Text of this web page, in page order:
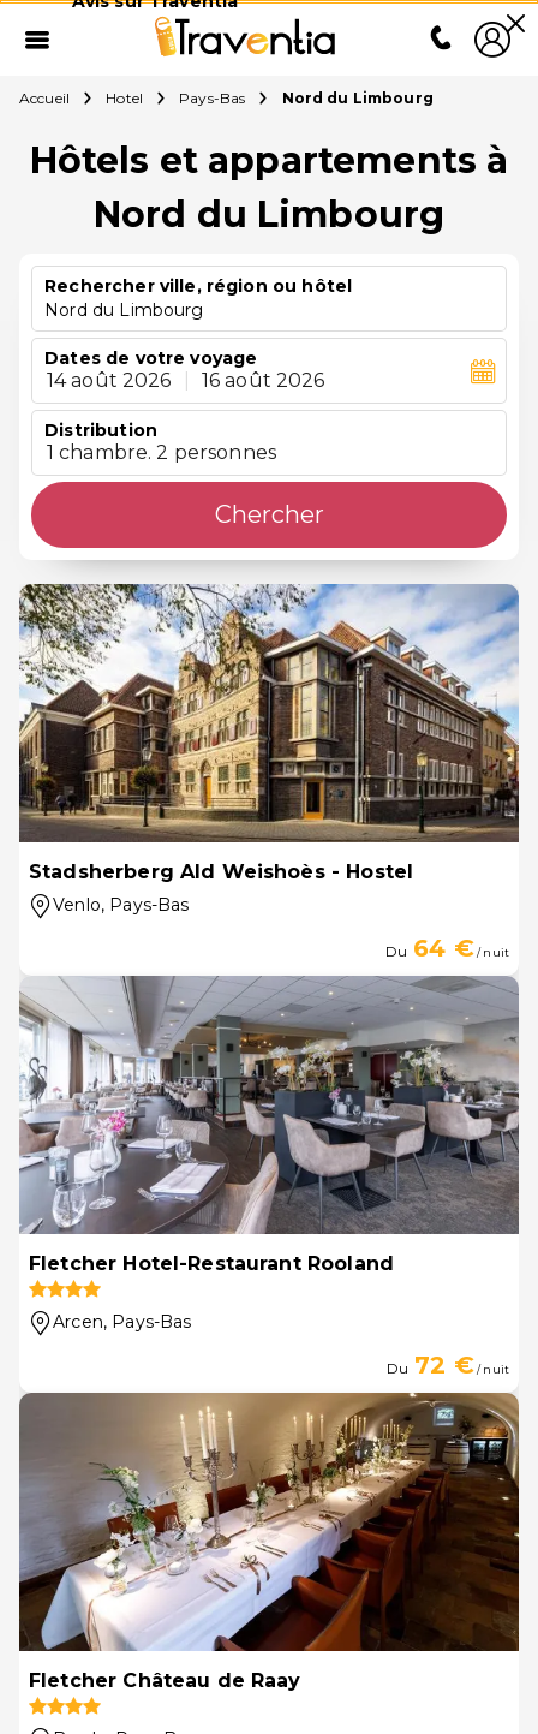
Accueil Hotel Pays-Bas Nord du Limbourg
Hôtels et appartements à
Nord du Limbourg
Rechercher ville, région ou hôtel
Nord du Limbourg
Dates de votre voyage
14 août 2026 16 août 2026
Distribution
1 chambre. 2 personnes
Chercher
Stadsherberg Ald Weishoès - Hostel
Venlo, Pays-Bas
Du 64 €/ nuit
Fletcher Hotel-Restaurant Rooland
Arcen, Pays-Bas
Du 72 €/ nuit
Fletcher Château de Raay